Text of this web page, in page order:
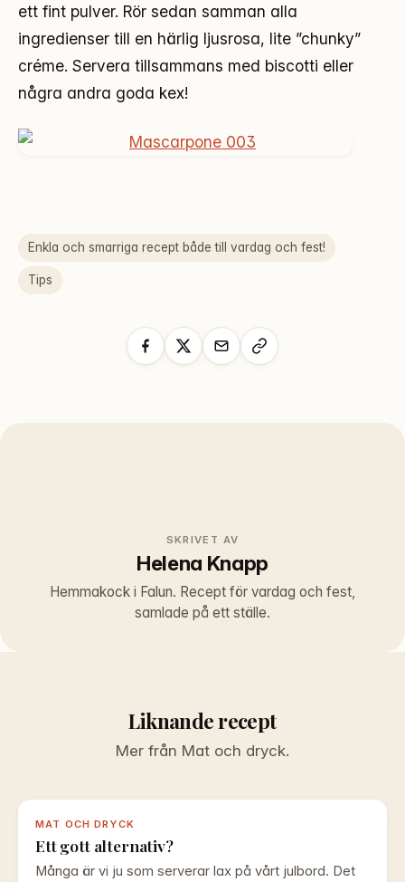
ett fint pulver. Rör sedan samman alla
ingredienser till en härlig ljusrosa, lite ”chunky”
créme. Servera tillsammans med biscotti eller
några andra goda kex!
Enkla och smarriga recept både till vardag och fest!
Tips
SKRIVET AV
Helena Knapp
Hemmakock i Falun. Recept för vardag och fest,
samlade på ett ställe.
Liknande recept
Mer från Mat och dryck.
MAT OCH DRYCK
Ett gott alternativ?
Många är vi ju som serverar lax på vårt julbord. Det